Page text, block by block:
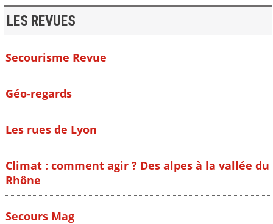
LES REVUES
Secourisme Revue
Géo-regards
Les rues de Lyon
Climat : comment agir ? Des alpes à la vallée du
Rhône
Secours Mag